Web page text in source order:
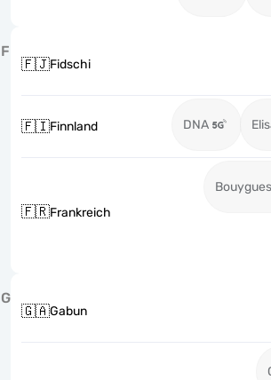
F
🇫🇯Fidschi
🇫🇮Finnland DNA
🇫🇷Frankreich
Bouygues
G
🇬🇦Gabun